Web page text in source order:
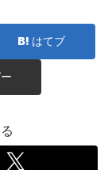
はてブ